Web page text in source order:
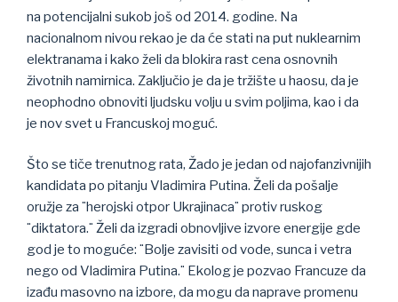
na potencijalni sukob još od 2014. godine. Na
nacionalnom nivou rekao je da će stati na put nuklearnim
elektranama i kako želi da blokira rast cena osnovnih
životnih namirnica. Zaključio je da je tržište u haosu, da je
neophodno obnoviti ljudsku volju u svim poljima, kao i da
je nov svet u Francuskoj moguć.
Što se tiče trenutnog rata, Žado je jedan od najofanzivnijih
kandidata po pitanju Vladimira Putina. Želi da pošalje
oružje za ¨herojski otpor Ukrajinaca¨ protiv ruskog
¨diktatora.¨ Želi da izgradi obnovljive izvore energije gde
god je to moguće: ¨Bolje zavisiti od vode, sunca i vetra
nego od Vladimira Putina.¨ Ekolog je pozvao Francuze da
izađu masovno na izbore, da mogu da naprave promenu